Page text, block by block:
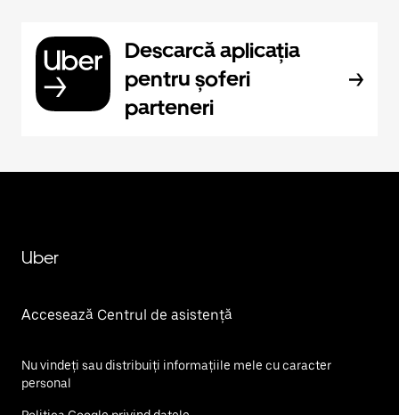
Descarcă aplicația
pentru șoferi
parteneri
Uber
Accesează Centrul de asistență
Nu vindeți sau distribuiți informațiile mele cu caracter
personal